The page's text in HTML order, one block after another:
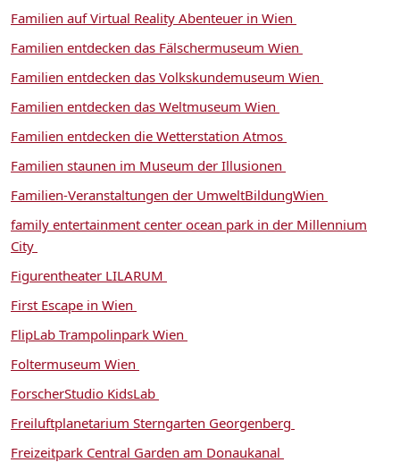
Familien auf Virtual Reality Abenteuer in Wien
Familien entdecken das Fälschermuseum Wien
Familien entdecken das Volkskundemuseum Wien
Familien entdecken das Weltmuseum Wien
Familien entdecken die Wetterstation Atmos
Familien staunen im Museum der Illusionen
Familien-Veranstaltungen der UmweltBildungWien
family entertainment center ocean park in der Millennium
City
Figurentheater LILARUM
First Escape in Wien
FlipLab Trampolinpark Wien
Foltermuseum Wien
ForscherStudio KidsLab
Freiluftplanetarium Sterngarten Georgenberg
Freizeitpark Central Garden am Donaukanal